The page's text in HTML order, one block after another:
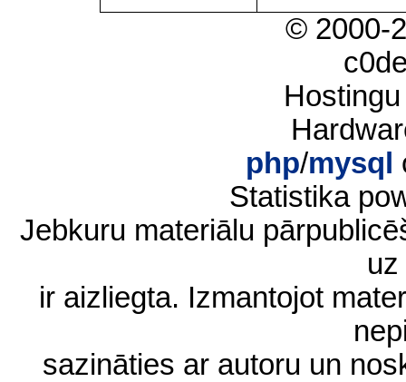
© 2000-
php/mysql
Statistika
Jebkuru materiālu
ir aizliegta. Izmantojot
sazināties ar autoru un